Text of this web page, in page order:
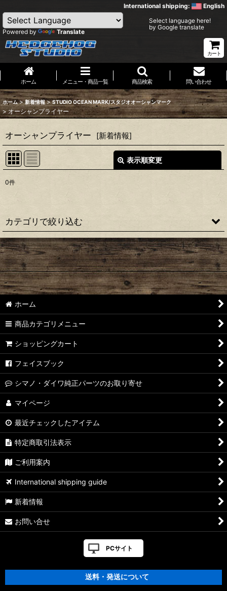
International shipping: English
Powered by Translate
Select language here!
by Google translate
カート
ホーム メニュー・商品一覧 商品検索 問い合わせ
ホーム > 新着情報 > STUDIO OCEAN MARK/スタジオオーシャンマーク
> オーシャンプライヤー
オーシャンプライヤー [新着情報]
表示順変更
並び順
絞り込む
0件
カテゴリで絞り込む
オイル・グリース
オリジナルリール
スピニングリール スプール
スピニングリール ハンドル
ハンドルノブ
ハンドルアーム
オーシャングリップ
オーシャンプライヤー
フックリムーバー
ノッター
オーシャンスナップ
トラックスプリットリング
フック
スピニングリール ハンドル（販売終了品）
ホーム
商品カテゴリメニュー
ショッピングカート
フェイスブック
シマノ・ダイワ純正パーツのお取り寄せ
マイページ
最近チェックしたアイテム
特定商取引法表示
ご利用案内
International shipping guide
新着情報
お問い合せ
PCサイト
送料・発送について